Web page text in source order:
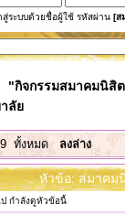
สู่ระบบด้วยชื่อผู้ใช้ รหัสผ่าน [ส
"กิจกรรมสมาคมนิสิ
ลัย
9 ทั้งหมด ลงล่าง
หัวข้อ: สมาคม
กำลังดูหัวข้อนี้